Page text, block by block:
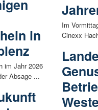
in
im Jahr 2026
Absage ...
Im
Cinexx